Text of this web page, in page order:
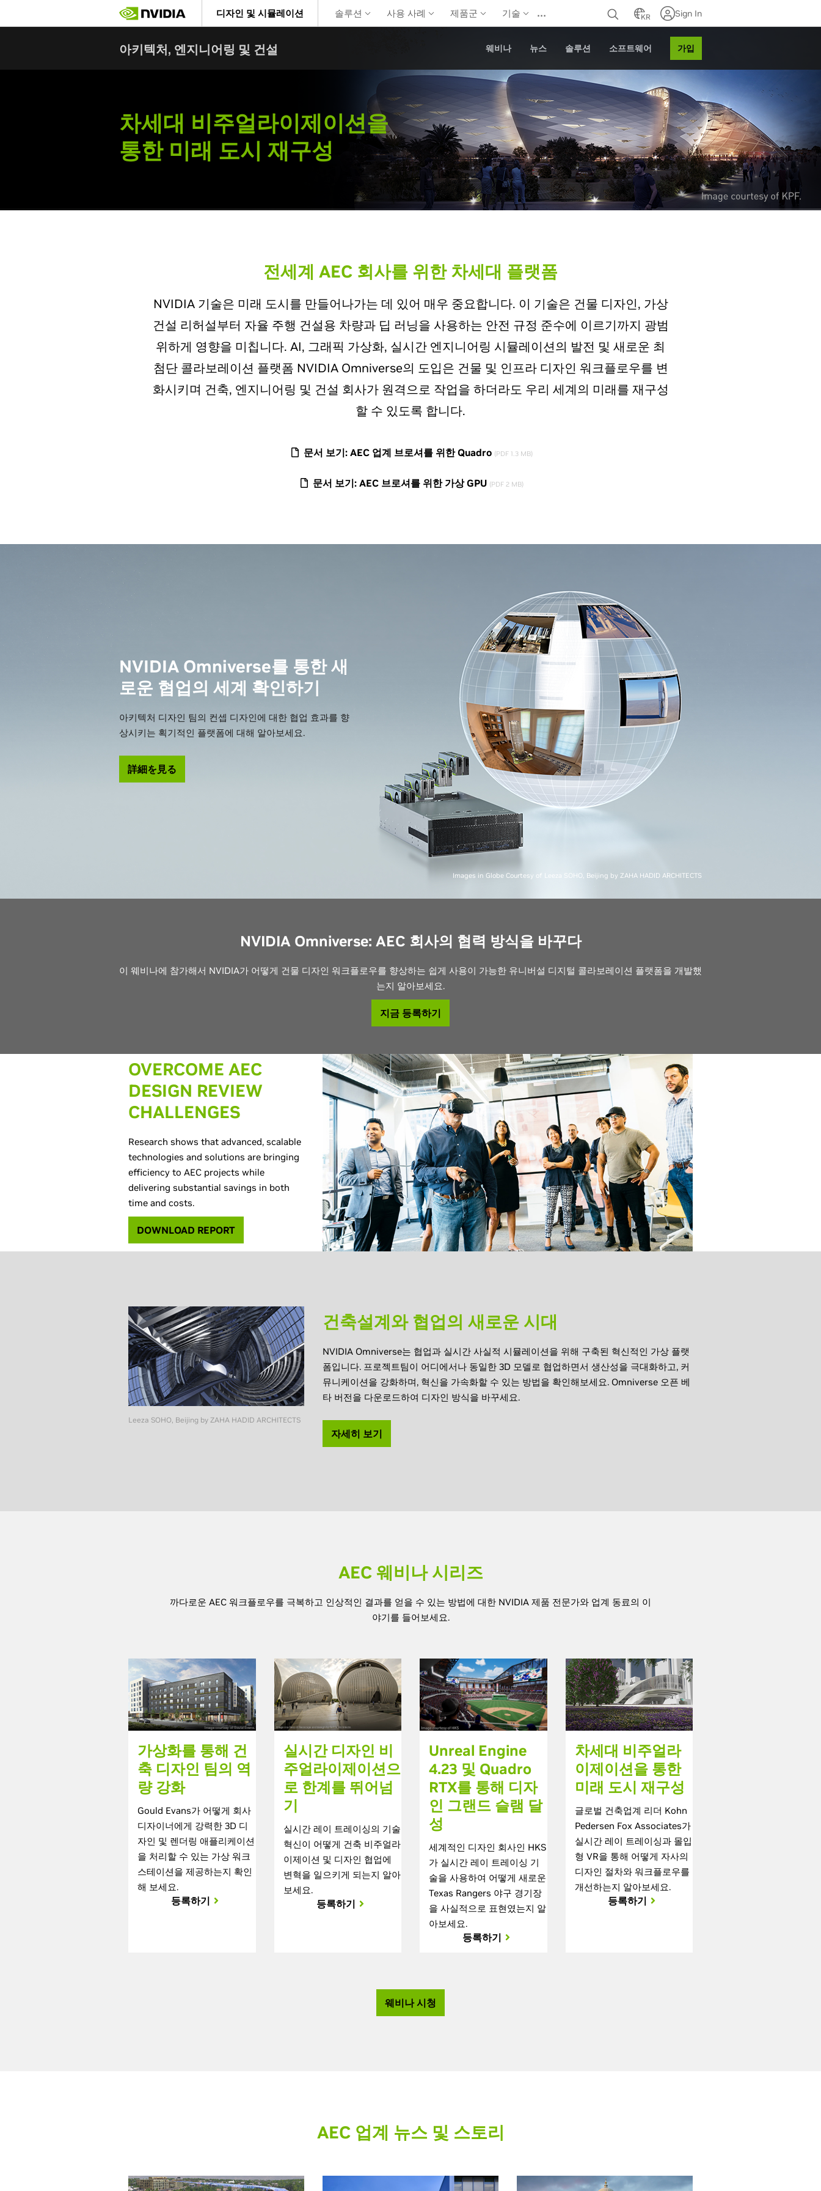
main
디자인 및 시뮬레이션 솔루션 사용 사례 제품군 기술 … KR Sign In
아키텍처, 엔지니어링 및 건설 웨비나 뉴스 솔루션 소프트웨어 가입
차세대 비주얼라이제이션을
통한 미래 도시 재구성
전세계 AEC 회사를 위한 차세대 플랫폼
NVIDIA 기술은 미래 도시를 만들어나가는 데 있어 매우 중요합니다. 이 기술은 건물 디자인, 가상
건설 리허설부터 자율 주행 건설용 차량과 딥 러닝을 사용하는 안전 규정 준수에 이르기까지 광범
위하게 영향을 미칩니다. AI, 그래픽 가상화, 실시간 엔지니어링 시뮬레이션의 발전 및 새로운 최
첨단 콜라보레이션 플랫폼 NVIDIA Omniverse의 도입은 건물 및 인프라 디자인 워크플로우를 변
화시키며 건축, 엔지니어링 및 건설 회사가 원격으로 작업을 하더라도 우리 세계의 미래를 재구성
할 수 있도록 합니다.
문서 보기: AEC 업계 브로셔를 위한 Quadro (PDF 1.3 MB)
문서 보기: AEC 브로셔를 위한 가상 GPU (PDF 2 MB)
Images in Globe Courtesy of Leeza SOHO, Beijing by ZAHA HADID ARCHITECTS
NVIDIA Omniverse를 통한 새
로운 협업의 세계 확인하기
아키텍처 디자인 팀의 컨셉 디자인에 대한 협업 효과를 향
상시키는 획기적인 플랫폼에 대해 알아보세요.
詳細を見る
NVIDIA Omniverse: AEC 회사의 협력 방식을 바꾸다
이 웨비나에 참가해서 NVIDIA가 어떻게 건물 디자인 워크플로우를 향상하는 쉽게 사용이 가능한 유니버설 디지털 콜라보레이션 플랫폼을 개발했
는지 알아보세요.
지금 등록하기
OVERCOME AEC
DESIGN REVIEW
CHALLENGES
Research shows that advanced, scalable
technologies and solutions are bringing
efficiency to AEC projects while
delivering substantial savings in both
time and costs.
DOWNLOAD REPORT
Leeza SOHO, Beijing by ZAHA HADID ARCHITECTS
건축설계와 협업의 새로운 시대
NVIDIA Omniverse는 협업과 실시간 사실적 시뮬레이션을 위해 구축된 혁신적인 가상 플랫
폼입니다. 프로젝트팀이 어디에서나 동일한 3D 모델로 협업하면서 생산성을 극대화하고, 커
뮤니케이션을 강화하며, 혁신을 가속화할 수 있는 방법을 확인해보세요. Omniverse 오픈 베
타 버전을 다운로드하여 디자인 방식을 바꾸세요.
자세히 보기
AEC 웨비나 시리즈
까다로운 AEC 워크플로우를 극복하고 인상적인 결과를 얻을 수 있는 방법에 대한 NVIDIA 제품 전문가와 업계 동료의 이
야기를 들어보세요.
가상화를 통해 건
축 디자인 팀의 역
량 강화
Gould Evans가 어떻게 회사
디자이너에게 강력한 3D 디
자인 및 렌더링 애플리케이션
을 처리할 수 있는 가상 워크
스테이션을 제공하는지 확인
해 보세요.
등록하기
실시간 디자인 비
주얼라이제이션으
로 한계를 뛰어넘
기
실시간 레이 트레이싱의 기술
혁신이 어떻게 건축 비주얼라
이제이션 및 디자인 협업에
변혁을 일으키게 되는지 알아
보세요.
등록하기
Unreal Engine
4.23 및 Quadro
RTX를 통해 디자
인 그랜드 슬램 달
성
세계적인 디자인 회사인 HKS
가 실시간 레이 트레이싱 기
술을 사용하여 어떻게 새로운
Texas Rangers 야구 경기장
을 사실적으로 표현였는지 알
아보세요.
등록하기
차세대 비주얼라
이제이션을 통한
미래 도시 재구성
글로벌 건축업계 리더 Kohn
Pedersen Fox Associates가
실시간 레이 트레이싱과 몰입
형 VR을 통해 어떻게 자사의
디자인 절차와 워크플로우를
개선하는지 알아보세요.
등록하기
웨비나 시청
AEC 업계 뉴스 및 스토리